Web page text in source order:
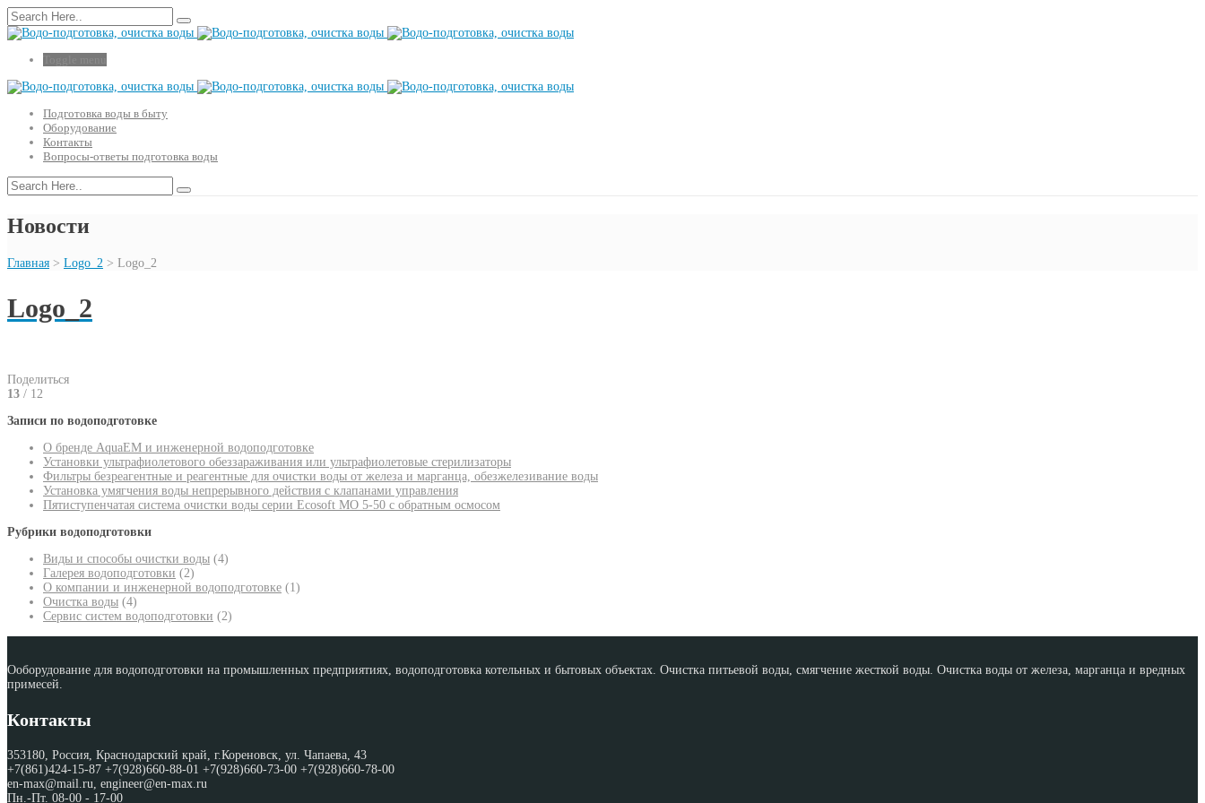
Подготовка воды в быту
Оборудование
Контакты
Вопросы-ответы подготовка воды
Новости
Главная > Logo_2 > Logo_2
Logo_2
Поделиться
13 / 12
Записи по водоподготовке
О бренде AquaEM и инженерной водоподготовке
Установки ультрафиолетового обеззараживания или ультрафиолетовые стерилизаторы
Фильтры безреагентные и реагентные для очистки воды от железа и марганца, обезжелезивание воды
Установка умягчения воды непрерывного действия с клапанами управления
Пятиступенчатая система очистки воды серии Ecosoft MO 5-50 с обратным осмосом
Рубрики водоподготовки
Виды и способы очистки воды (4)
Галерея водоподготовки (2)
О компании и инженерной водоподготовке (1)
Очистка воды (4)
Сервис систем водоподготовки (2)
Ооборудование для водоподготовки на промышленных предприятиях, водоподготовка котельных и бытовых объектах. Очистка питьевой воды, смягчение жесткой воды. Очистка воды от железа, марганца и вредных
примесей.
Контакты
353180, Россия, Краснодарский край, г.Кореновск, ул. Чапаева, 43
+7(861)424-15-87 +7(928)660-88-01 +7(928)660-73-00 +7(928)660-78-00
en-max@mail.ru, engineer@en-max.ru
Пн.-Пт. 08-00 - 17-00